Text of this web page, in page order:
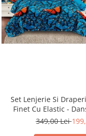
Set Lenjerie Si
Finet Cu Elastic -
349,00 Lei